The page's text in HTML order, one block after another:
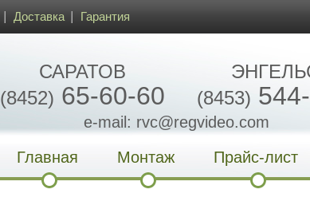
Доставка Гарантия
САРАТОВ
(8452) 65-60-60
(8453)
e-mail: rvc@regvideo.com
Главная Монтаж Прайс-лист